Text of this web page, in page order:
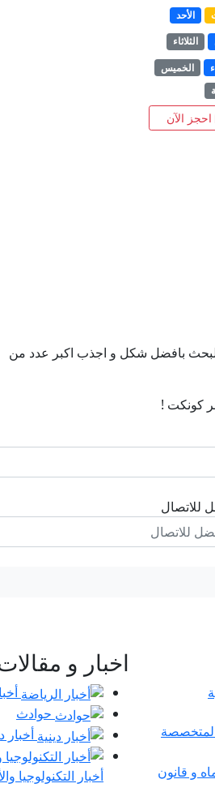
الأحد
الثلاثاء
الخميس
احجز الآن
بافضل شكل و اجذب اكبر عدد من
كونكت !
للاتصال
و قانون
اخبار و
حوادث
أخبار
أخبار التكنولوجيا